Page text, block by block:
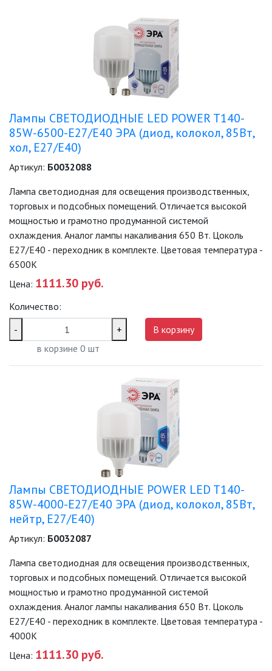
Лампы СВЕТОДИОДНЫЕ LED POWER T140-
85W-6500-E27/E40 ЭРА (диод, колокол, 85Вт,
хол, E27/E40)
Артикул: Б0032088
Лампа светодиодная для освещения производственных,
торговых и подсобных помещений. Отличается высокой
мощностью и грамотно продуманной системой
охлаждения. Аналог лампы накаливания 650 Вт. Цоколь
Е27/E40 - переходник в комплекте. Цветовая температура -
6500K
Цена: 1111.30 руб.
Количество:
-
+
в корзине 0 шт
В корзину
Лампы СВЕТОДИОДНЫЕ POWER LED T140-
85W-4000-E27/E40 ЭРА (диод, колокол, 85Вт,
нейтр, E27/E40)
Артикул: Б0032087
Лампа светодиодная для освещения производственных,
торговых и подсобных помещений. Отличается высокой
мощностью и грамотно продуманной системой
охлаждения. Аналог лампы накаливания 650 Вт. Цоколь
Е27/E40 - переходник в комплекте. Цветовая температура -
4000K
Цена: 1111.30 руб.